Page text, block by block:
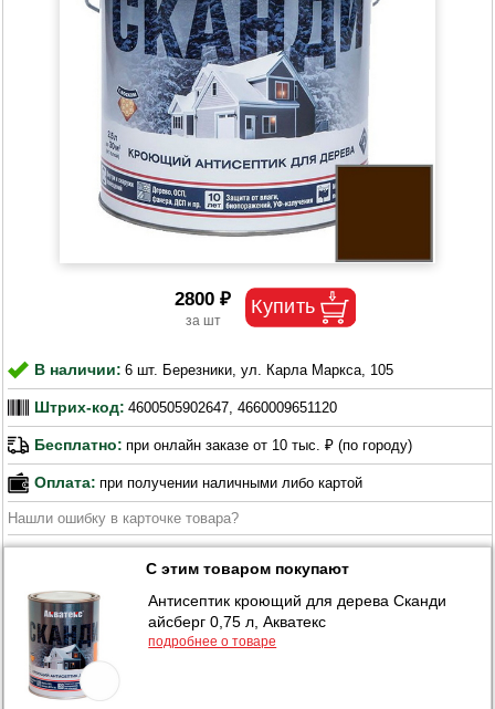
2800 ₽
В наличии: 6 шт. Березники, ул. Карла Маркса, 105
Штрих-код: 4600505902647, 4660009651120
Бесплатно: при онлайн заказе от 10 тыс. ₽ (по городу)
Оплата: при получении наличными либо картой
Нашли ошибку в карточке товара?
С этим товаром покупают
Антисептик кроющий для дерева Сканди
айсберг 0,75 л, Акватекс
подробнее о товаре